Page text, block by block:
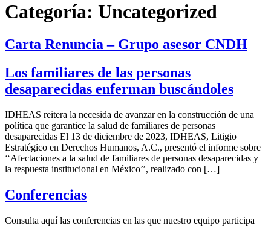
Categoría: Uncategorized
Carta Renuncia – Grupo asesor CNDH
Los familiares de las personas
desaparecidas enferman buscándoles
IDHEAS reitera la necesida de avanzar en la construcción de una
política que garantice la salud de familiares de personas
desaparecidas El 13 de diciembre de 2023, IDHEAS, Litigio
Estratégico en Derechos Humanos, A.C., presentó el informe sobre
‘‘Afectaciones a la salud de familiares de personas desaparecidas y
la respuesta institucional en México’’, realizado con […]
Conferencias
Consulta aquí las conferencias en las que nuestro equipo participa